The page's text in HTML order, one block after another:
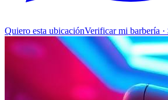
Quiero esta ubicaciónVerificar mi barbería ·